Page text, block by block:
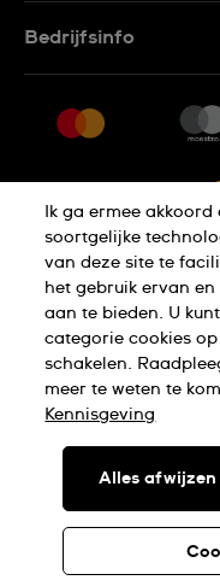
Retournering
Annulering van
Bedrijfsinfo
Vacatures
Privacy
© SWATCH AG 2026.
Ik ga ermee
soortgelijke
van deze site te
het gebruik ervan
aan te bieden. U
categorie cookies
schakelen.
meer te weten te
Kennisgeving
Alles afwijzen